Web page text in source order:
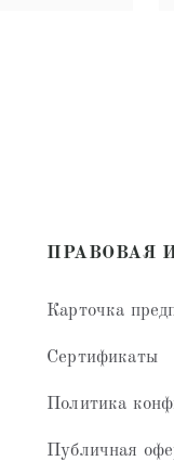
цена
Текущая цена: 8
ПРАВОВАЯ
Карточка
Сертификаты
Политика
Публичная